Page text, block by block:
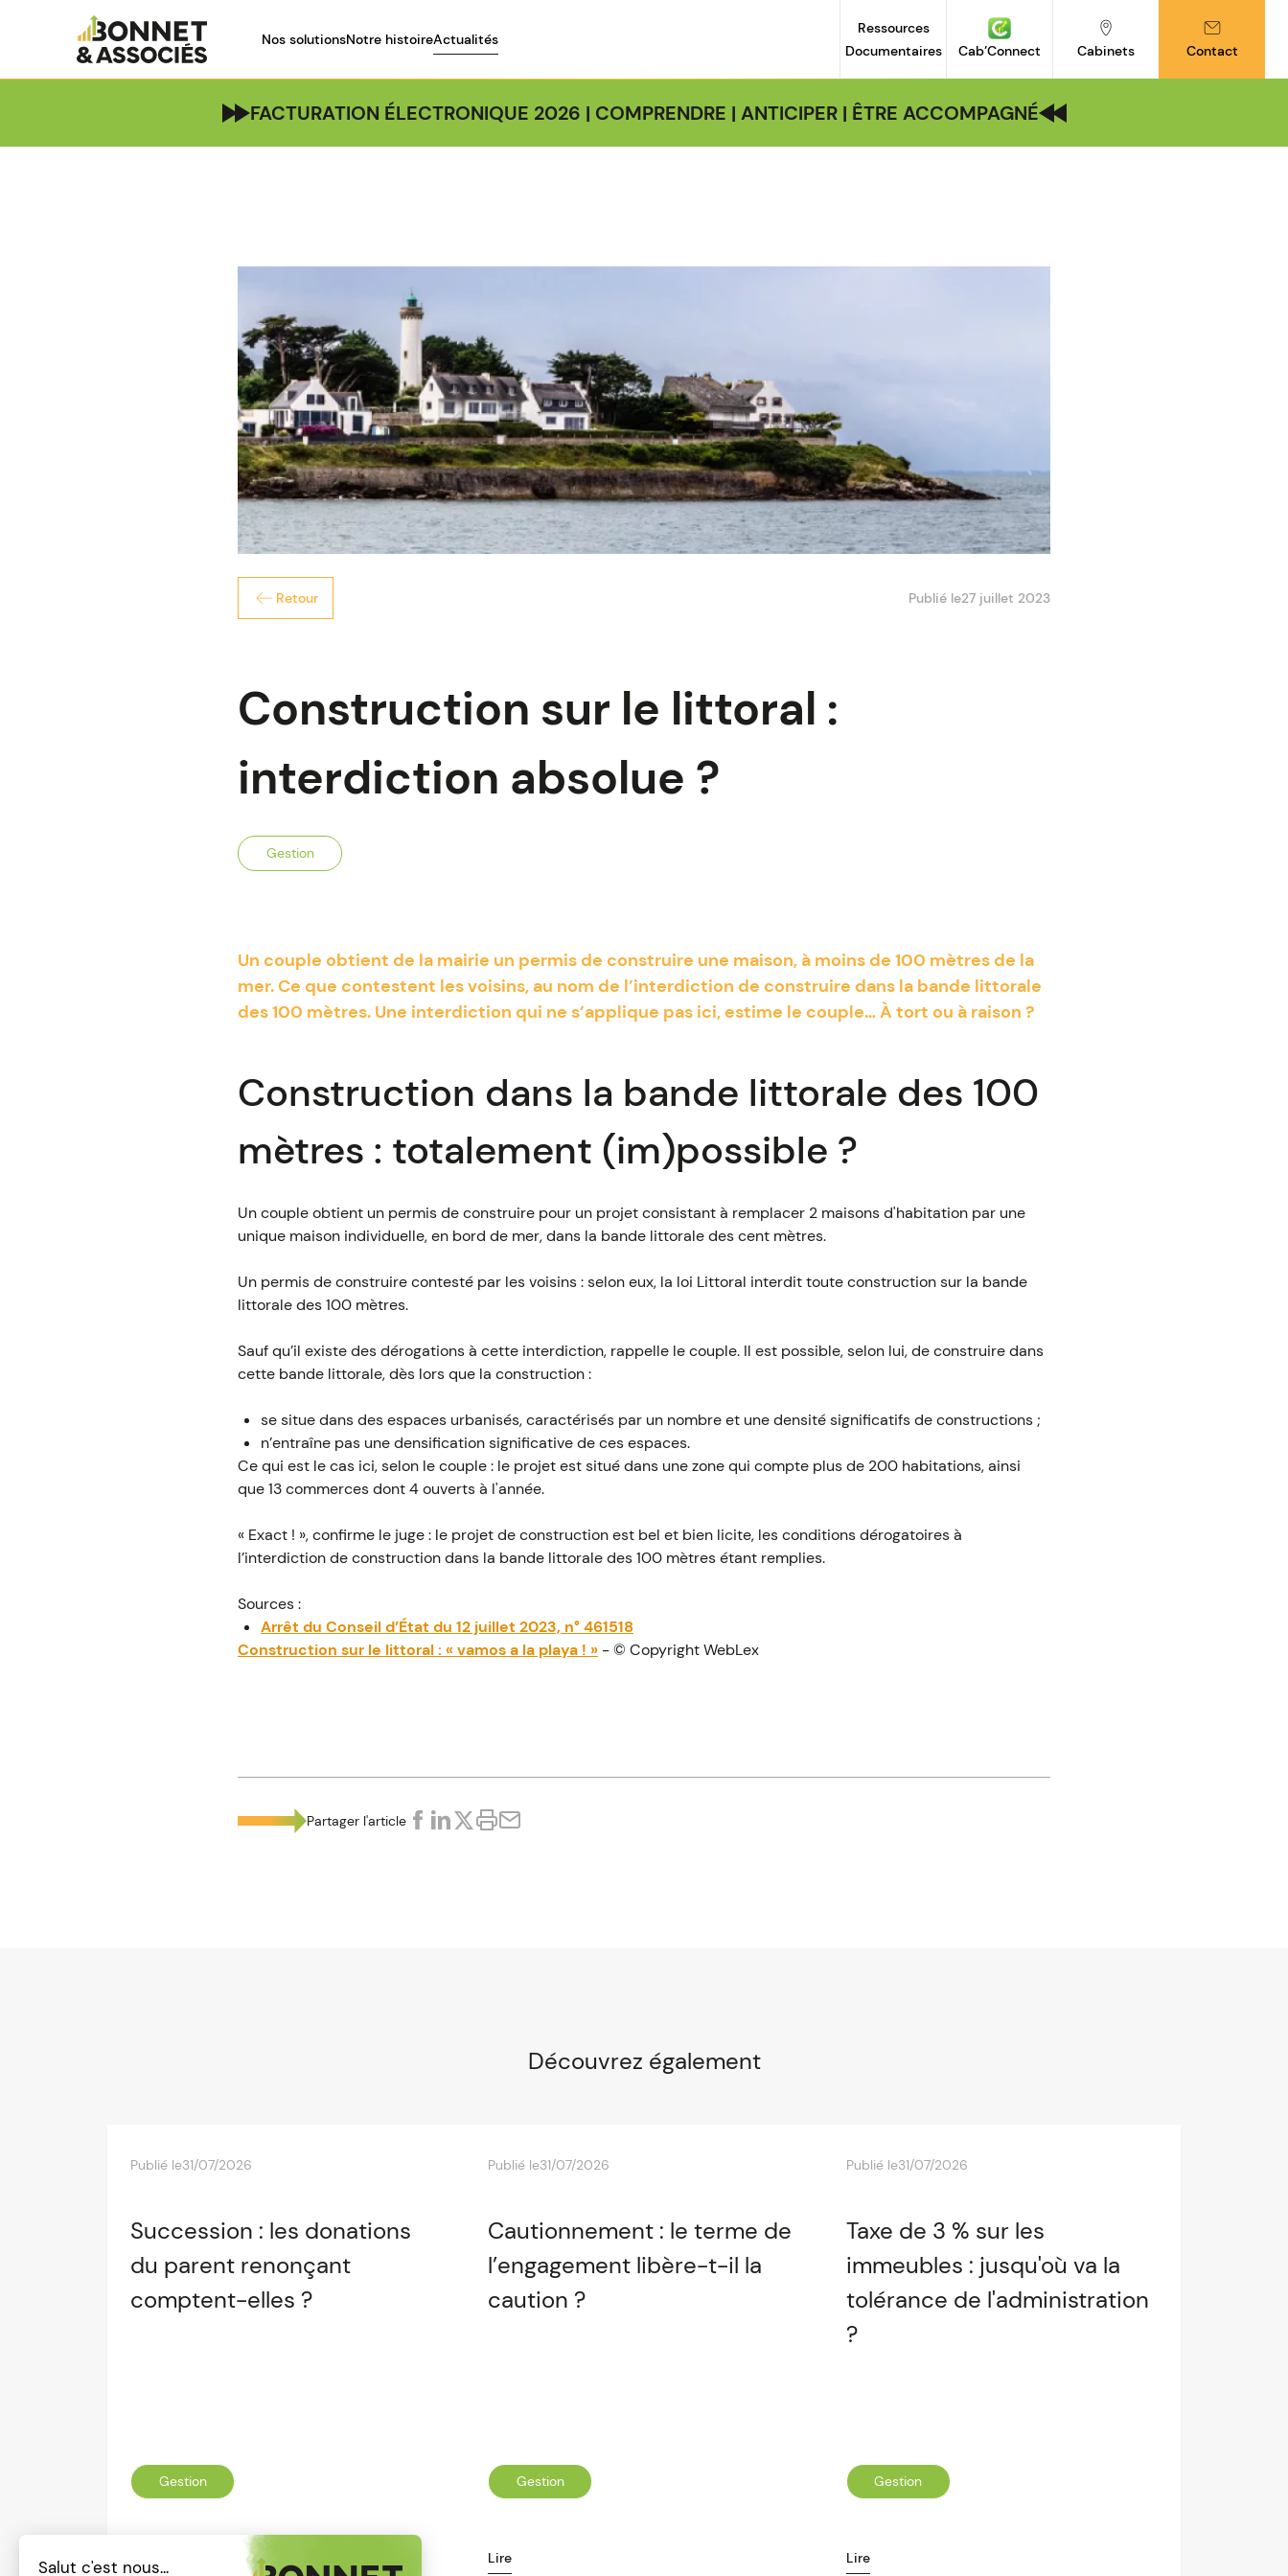
Nos solutionsNotre histoireActualités
Ressources
Documentaires
Cab’Connect Cabinets Contact
FACTURATION ÉLECTRONIQUE 2026 | COMPRENDRE | ANTICIPER | ÊTRE ACCOMPAGNÉ
Retour Publié le27 juillet 2023
Construction sur le littoral :
interdiction absolue ?
Gestion
Un couple obtient de la mairie un permis de construire une maison, à moins de 100 mètres de la
mer. Ce que contestent les voisins, au nom de l’interdiction de construire dans la bande littorale
des 100 mètres. Une interdiction qui ne s’applique pas ici, estime le couple… À tort ou à raison ?
Construction dans la bande littorale des 100
mètres : totalement (im)possible ?
Un couple obtient un permis de construire pour un projet consistant à remplacer 2 maisons d'habitation par une
unique maison individuelle, en bord de mer, dans la bande littorale des cent mètres.
Un permis de construire contesté par les voisins : selon eux, la loi Littoral interdit toute construction sur la bande
littorale des 100 mètres.
Sauf qu’il existe des dérogations à cette interdiction, rappelle le couple. Il est possible, selon lui, de construire dans
cette bande littorale, dès lors que la construction :
se situe dans des espaces urbanisés, caractérisés par un nombre et une densité significatifs de constructions ;
n’entraîne pas une densification significative de ces espaces.
Ce qui est le cas ici, selon le couple : le projet est situé dans une zone qui compte plus de 200 habitations, ainsi
que 13 commerces dont 4 ouverts à l'année.
« Exact ! », confirme le juge : le projet de construction est bel et bien licite, les conditions dérogatoires à
l’interdiction de construction dans la bande littorale des 100 mètres étant remplies.
Sources :
Arrêt du Conseil d’État du 12 juillet 2023, n° 461518
Construction sur le littoral : « vamos a la playa ! » - © Copyright WebLex
Partager l'article
Découvrez également
Publié le31/07/2026
Succession : les donations
du parent renonçant
comptent-elles ?
Gestion
Publié le31/07/2026
Cautionnement : le terme de
l’engagement libère-t-il la
caution ?
Gestion
Lire
Publié le31/07/2026
Taxe de 3 % sur les
immeubles : jusqu'où va la
tolérance de l'administration
?
Gestion
Lire